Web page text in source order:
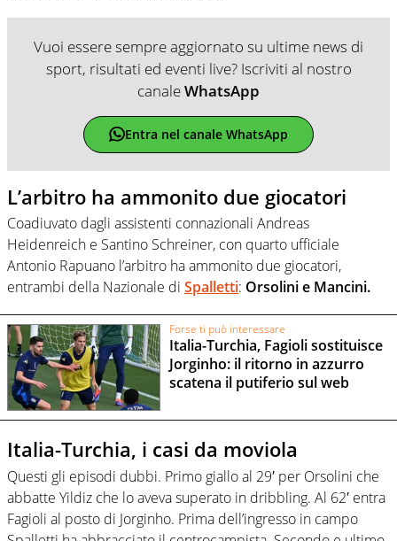
Vuoi essere sempre aggiornato su ultime news di
sport, risultati ed eventi live? Iscriviti al nostro
canaleWhatsApp
Entra nel canale WhatsApp
L’arbitro ha ammonito due giocatori
Coadiuvato dagli assistenti connazionali Andreas
Heidenreich e Santino Schreiner, con quarto ufficiale
Antonio Rapuano l’arbitro ha ammonito due giocatori,
entrambi della Nazionale di Spalletti: Orsolini e Mancini.
Forse ti può interessare
Italia-Turchia, Fagioli sostituisce
Jorginho: il ritorno in azzurro
scatena il putiferio sul web
Italia-Turchia, i casi da moviola
Questi gli episodi dubbi. Primo giallo al 29′ per Orsolini che
abbatte Yildiz che lo aveva superato in dribbling. Al 62′ entra
Fagioli al posto di Jorginho. Prima dell’ingresso in campo